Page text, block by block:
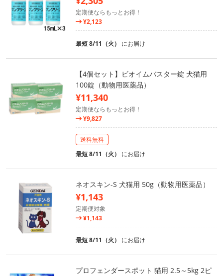
定期便ならもっとお得！
¥2,123
最短 8/11（火） にお届け
【4個セット】ビオイムバスター錠 犬猫用
100錠（動物用医薬品）
¥11,340
定期便ならもっとお得！
¥9,827
送料無料
最短 8/11（火） にお届け
ネオスキン-S 犬猫用 50g（動物用医薬品）
¥1,143
定期便対象
¥1,143
最短 8/11（火） にお届け
プロフェンダースポット 猫用 2.5～5kg 2ピ